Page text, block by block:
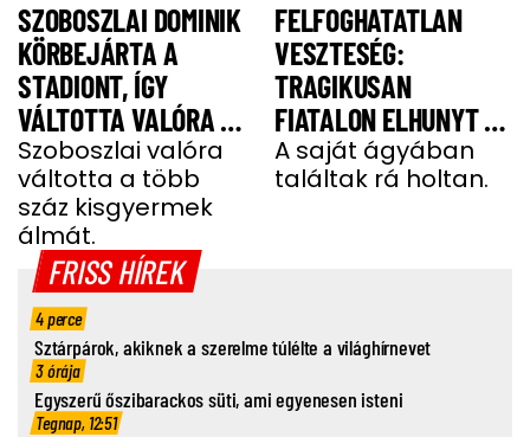
SZOBOSZLAI DOMINIK
KÖRBEJÁRTA A
STADIONT, ÍGY
VÁLTOTTA VALÓRA A
GYEREKEK ÁLMÁT
Szoboszlai valóra
váltotta a több
száz kisgyermek
álmát.
FELFOGHATATLAN
VESZTESÉG:
TRAGIKUSAN
FIATALON ELHUNYT A
TEHETSÉGES FOCISTA
A saját ágyában
találtak rá holtan.
FRISS HÍREK
4 perce
Sztárpárok, akiknek a szerelme túlélte a világhírnevet
3 órája
Egyszerű őszibarackos süti, ami egyenesen isteni
Tegnap, 12:51